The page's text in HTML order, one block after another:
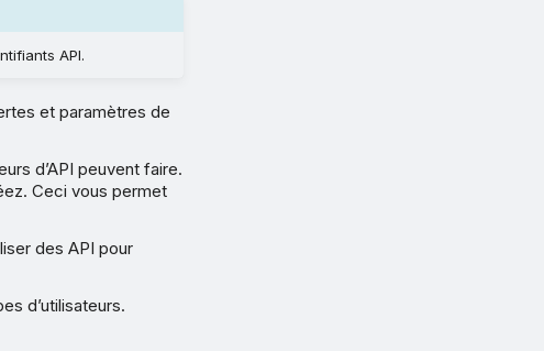
API.
et paramètres de
d’API peuvent faire.
Ceci vous permet
des API pour
d’utilisateurs.